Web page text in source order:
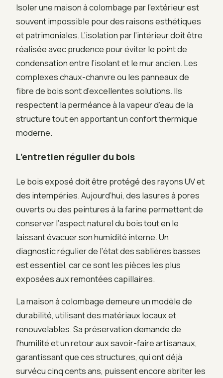
Isoler une maison à colombage par l’extérieur est
souvent impossible pour des raisons esthétiques
et patrimoniales. L’isolation par l’intérieur doit être
réalisée avec prudence pour éviter le point de
condensation entre l’isolant et le mur ancien. Les
complexes chaux-chanvre ou les panneaux de
fibre de bois sont d’excellentes solutions. Ils
respectent la perméance à la vapeur d’eau de la
structure tout en apportant un confort thermique
moderne.
L’entretien régulier du bois
Le bois exposé doit être protégé des rayons UV et
des intempéries. Aujourd’hui, des lasures à pores
ouverts ou des peintures à la farine permettent de
conserver l’aspect naturel du bois tout en le
laissant évacuer son humidité interne. Un
diagnostic régulier de l’état des sablières basses
est essentiel, car ce sont les pièces les plus
exposées aux remontées capillaires.
La maison à colombage demeure un modèle de
durabilité, utilisant des matériaux locaux et
renouvelables. Sa préservation demande de
l’humilité et un retour aux savoir-faire artisanaux,
garantissant que ces structures, qui ont déjà
survécu cinq cents ans, puissent encore abriter les